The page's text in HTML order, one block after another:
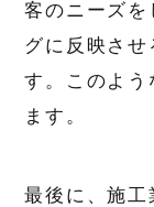
客のニーズ
グに反映さ
す。このよう
ます。
最後に、施